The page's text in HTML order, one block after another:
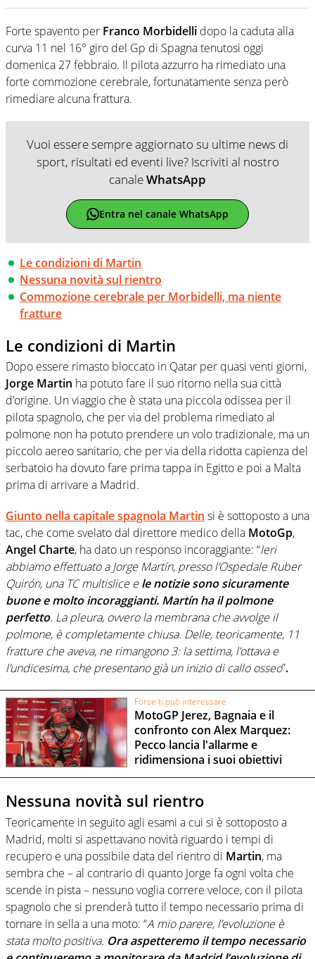
Forte spavento per Franco Morbidelli dopo la caduta alla
curva 11 nel 16° giro del Gp di Spagna tenutosi oggi
domenica 27 febbraio. Il pilota azzurro ha rimediato una
forte commozione cerebrale, fortunatamente senza però
rimediare alcuna frattura.
Vuoi essere sempre aggiornato su ultime news di
sport, risultati ed eventi live? Iscriviti al nostro
canaleWhatsApp
Entra nel canale WhatsApp
Le condizioni di Martin
Nessuna novità sul rientro
Commozione cerebrale per Morbidelli, ma niente
fratture
Le condizioni di Martin
Dopo essere rimasto bloccato in Qatar per quasi venti giorni,
Jorge Martin ha potuto fare il suo ritorno nella sua città
d’origine. Un viaggio che è stata una piccola odissea per il
pilota spagnolo, che per via del problema rimediato al
polmone non ha potuto prendere un volo tradizionale, ma un
piccolo aereo sanitario, che per via della ridotta capienza del
serbatoio ha dovuto fare prima tappa in Egitto e poi a Malta
prima di arrivare a Madrid.
Giunto nella capitale spagnola Martin si è sottoposto a una
tac, che come svelato dal direttore medico della MotoGp,
Angel Charte, ha dato un responso incoraggiante: “Ieri
abbiamo effettuato a Jorge Martín, presso l’Ospedale Ruber
Quirón, una TC multislice ele notizie sono sicuramente
buone e molto incoraggianti. Martín ha il polmone
perfetto. La pleura, ovvero la membrana che avvolge il
polmone, è completamente chiusa. Delle, teoricamente, 11
fratture che aveva, ne rimangono 3: la settima, l’ottava e
l’undicesima, che presentano già un inizio di callo osseo”.
Forse ti può interessare
MotoGP Jerez, Bagnaia e il
confronto con Alex Marquez:
Pecco lancia l'allarme e
ridimensiona i suoi obiettivi
Nessuna novità sul rientro
Teoricamente in seguito agli esami a cui si è sottoposto a
Madrid, molti si aspettavano novità riguardo i tempi di
recupero e una possibile data del rientro di Martin, ma
sembra che – al contrario di quanto Jorge fa ogni volta che
scende in pista – nessuno voglia correre veloce, con il pilota
spagnolo che si prenderà tutto il tempo necessario prima di
tornare in sella a una moto: “A mio parere, l’evoluzione è
stata molto positiva. Ora aspetteremo il tempo necessario